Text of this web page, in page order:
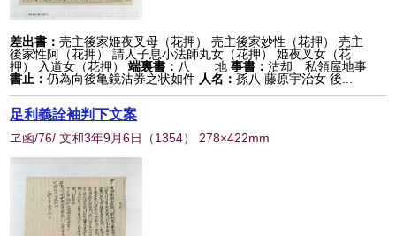
差出書：売主後家姫夜叉母（花押） 売主後家妙性（花押） 売主
後家性阿（花押） 請人子息小法師丸女（花押） 姫夜叉女（花
押） 入道女（花押）
端裏書： 八 地 事書：沽却 私領屋地事
書止：仍為向後亀鏡沽券之状如件 人名：孫八 藤原宇治女 後...
足利義詮袖判下文案
ヱ函/76/ 文和3年9月6日 （1354） 278×422mm